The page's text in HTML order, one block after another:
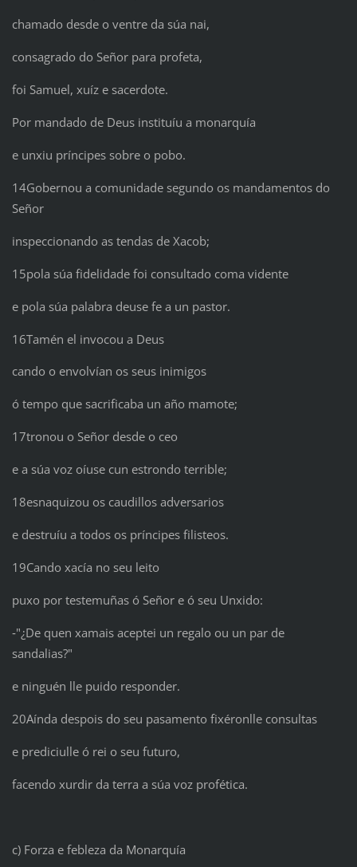
chamado desde o ventre da súa nai,
consagrado do Señor para profeta,
foi Samuel, xuíz e sacerdote.
Por mandado de Deus instituíu a monarquía
e unxiu príncipes sobre o pobo.
14Gobernou a comunidade segundo os mandamentos do
Señor
inspeccionando as tendas de Xacob;
15pola súa fidelidade foi consultado coma vidente
e pola súa palabra deuse fe a un pastor.
16Tamén el invocou a Deus
cando o envolvían os seus inimigos
ó tempo que sacrificaba un año mamote;
17tronou o Señor desde o ceo
e a súa voz oíuse cun estrondo terrible;
18esnaquizou os caudillos adversarios
e destruíu a todos os príncipes filisteos.
19Cando xacía no seu leito
puxo por testemuñas ó Señor e ó seu Unxido:
‑"¿De quen xamais aceptei un regalo ou un par de
sandalias?"
e ninguén lle puido responder.
20Aínda despois do seu pasamento fixéronlle consultas
e prediciulle ó rei o seu futuro,
facendo xurdir da terra a súa voz profética.
c) Forza e febleza da Monarquía